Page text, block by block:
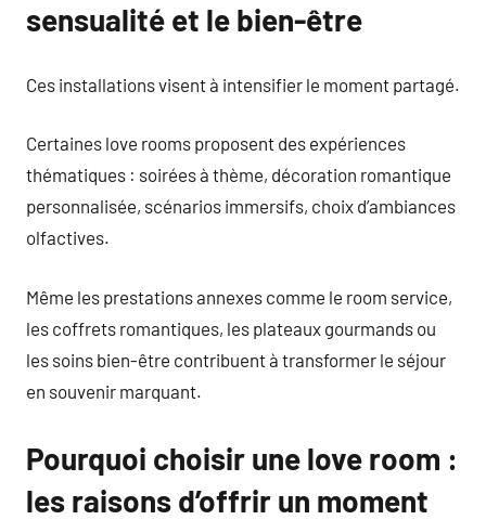
sensualité et le bien-être
Ces installations visent à intensifier le moment partagé.
Certaines love rooms proposent des expériences
thématiques : soirées à thème, décoration romantique
personnalisée, scénarios immersifs, choix d’ambiances
olfactives.
Même les prestations annexes comme le room service,
les coffrets romantiques, les plateaux gourmands ou
les soins bien-être contribuent à transformer le séjour
en souvenir marquant.
Pourquoi choisir une love room :
les raisons d’offrir un moment